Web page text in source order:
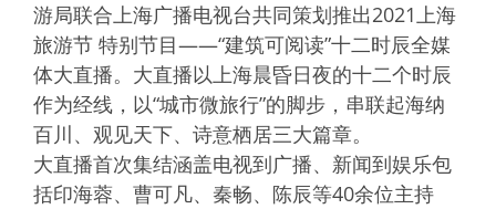
游局联合上海广播电视台共同策划推出2021上海
旅游节 特别节目——“建筑可阅读”十二时辰全媒
体大直播。大直播以上海晨昏日夜的十二个时辰
作为经线，以“城市微旅行”的脚步，串联起海纳
百川、观见天下、诗意栖居三大篇章。
大直播首次集结涵盖电视到广播、新闻到娱乐包
括印海蓉、曹可凡、秦畅、陈辰等40余位主持